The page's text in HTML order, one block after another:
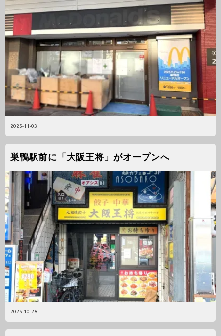
2025-11-03
2025-10-28
巣鴨駅前に「大阪王将」がオープンへ